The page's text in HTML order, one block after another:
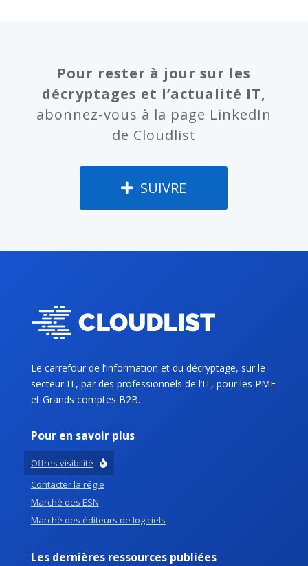
Pour rester à jour sur les
décryptages et l’actualité IT,
abonnez-vous à la page LinkedIn
de Cloudlist
SUIVRE
Le carrefour de l’information et du décryptage, sur le
secteur IT, par des professionnels de l’IT, pour les PME
et Grands comptes B2B.
Pour en savoir plus
Offres visibilité
Contacter la régie
Marché des ESN
Marché des éditeurs de logiciels
Les dernières ressources publiées